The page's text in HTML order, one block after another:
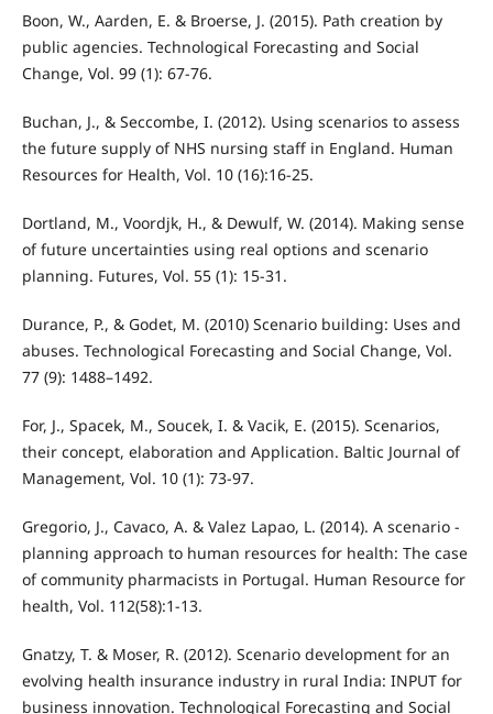
Boon, W., Aarden, E. & Broerse, J. (2015). Path creation by
public agencies. Technological Forecasting and Social
Change, Vol. 99 (1): 67-76.
Buchan, J., & Seccombe, I. (2012). Using scenarios to assess
the future supply of NHS nursing staff in England. Human
Resources for Health, Vol. 10 (16):16-25.
Dortland, M., Voordjk, H., & Dewulf, W. (2014). Making sense
of future uncertainties using real options and scenario
planning. Futures, Vol. 55 (1): 15-31.
Durance, P., & Godet, M. (2010) Scenario building: Uses and
abuses. Technological Forecasting and Social Change, Vol.
77 (9): 1488–1492.
For, J., Spacek, M., Soucek, I. & Vacik, E. (2015). Scenarios,
their concept, elaboration and Application. Baltic Journal of
Management, Vol. 10 (1): 73-97.
Gregorio, J., Cavaco, A. & Valez Lapao, L. (2014). A scenario -
planning approach to human resources for health: The case
of community pharmacists in Portugal. Human Resource for
health, Vol. 112(58):1-13.
Gnatzy, T. & Moser, R. (2012). Scenario development for an
evolving health insurance industry in rural India: INPUT for
business innovation. Technological Forecasting and Social